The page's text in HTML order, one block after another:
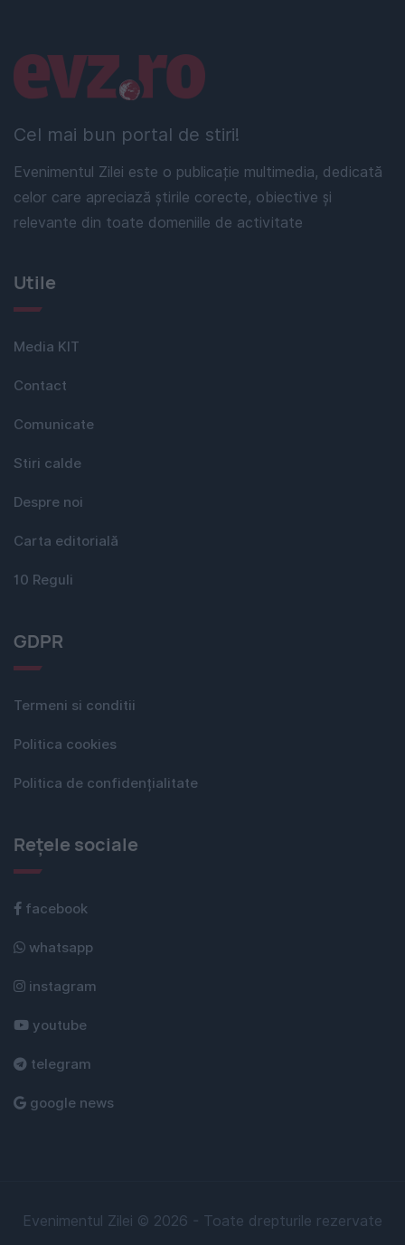
Cel mai bun portal de stiri!
Evenimentul Zilei este o publicație multimedia, dedicată
celor care apreciază știrile corecte, obiective și
relevante din toate domeniile de activitate
Linkuri utile
Utile
Media KIT
Contact
Comunicate
Stiri calde
Despre noi
Carta editorială
10 Reguli
GDPR
Termeni si conditii
Politica cookies
Politica de confidențialitate
Rețele sociale
facebook
whatsapp
instagram
youtube
telegram
google news
Evenimentul Zilei © 2026 - Toate drepturile rezervate